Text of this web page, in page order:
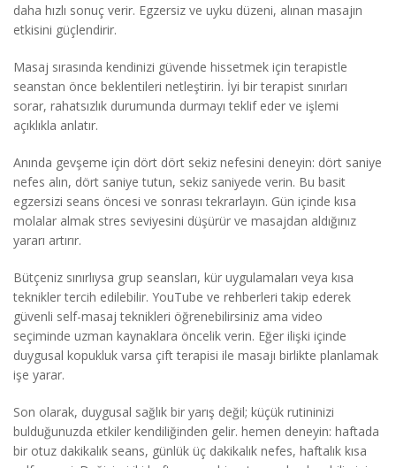
daha hızlı sonuç verir. Egzersiz ve uyku düzeni, alınan masajın
etkisini güçlendirir.
Masaj sırasında kendinizi güvende hissetmek için terapistle
seanstan önce beklentileri netleştirin. İyi bir terapist sınırları
sorar, rahatsızlık durumunda durmayı teklif eder ve işlemi
açıklıkla anlatır.
Anında gevşeme için dört dört sekiz nefesini deneyin: dört saniye
nefes alın, dört saniye tutun, sekiz saniyede verin. Bu basit
egzersizi seans öncesi ve sonrası tekrarlayın. Gün içinde kısa
molalar almak stres seviyesini düşürür ve masajdan aldığınız
yararı artırır.
Bütçeniz sınırlıysa grup seansları, kür uygulamaları veya kısa
teknikler tercih edilebilir. YouTube ve rehberleri takip ederek
güvenli self-masaj teknikleri öğrenebilirsiniz ama video
seçiminde uzman kaynaklara öncelik verin. Eğer ilişki içinde
duygusal kopukluk varsa çift terapisi ile masajı birlikte planlamak
işe yarar.
Son olarak, duygusal sağlık bir yarış değil; küçük rutininizi
bulduğunuzda etkiler kendiliğinden gelir. hemen deneyin: haftada
bir otuz dakikalık seans, günlük üç dakikalık nefes, haftalık kısa